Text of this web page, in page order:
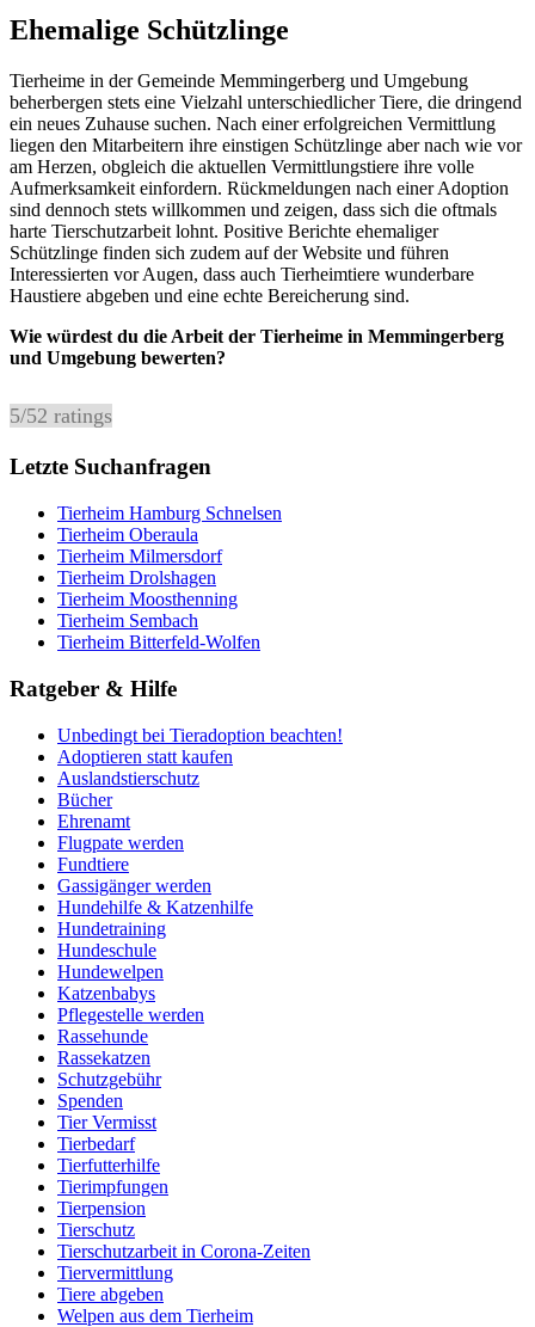
Ehemalige Schützlinge
Tierheime in der Gemeinde Memmingerberg und Umgebung
beherbergen stets eine Vielzahl unterschiedlicher Tiere, die dringend
ein neues Zuhause suchen. Nach einer erfolgreichen Vermittlung
liegen den Mitarbeitern ihre einstigen Schützlinge aber nach wie vor
am Herzen, obgleich die aktuellen Vermittlungstiere ihre volle
Aufmerksamkeit einfordern. Rückmeldungen nach einer Adoption
sind dennoch stets willkommen und zeigen, dass sich die oftmals
harte Tierschutzarbeit lohnt. Positive Berichte ehemaliger
Schützlinge finden sich zudem auf der Website und führen
Interessierten vor Augen, dass auch Tierheimtiere wunderbare
Haustiere abgeben und eine echte Bereicherung sind.
Wie würdest du die Arbeit der Tierheime in Memmingerberg
und Umgebung bewerten?
5/52 ratings
Letzte Suchanfragen
Tierheim Hamburg Schnelsen
Tierheim Oberaula
Tierheim Milmersdorf
Tierheim Drolshagen
Tierheim Moosthenning
Tierheim Sembach
Tierheim Bitterfeld-Wolfen
Ratgeber & Hilfe
Unbedingt bei Tieradoption beachten!
Adoptieren statt kaufen
Auslandstierschutz
Bücher
Ehrenamt
Flugpate werden
Fundtiere
Gassigänger werden
Hundehilfe & Katzenhilfe
Hundetraining
Hundeschule
Hundewelpen
Katzenbabys
Pflegestelle werden
Rassehunde
Rassekatzen
Schutzgebühr
Spenden
Tier Vermisst
Tierbedarf
Tierfutterhilfe
Tierimpfungen
Tierpension
Tierschutz
Tierschutzarbeit in Corona-Zeiten
Tiervermittlung
Tiere abgeben
Welpen aus dem Tierheim